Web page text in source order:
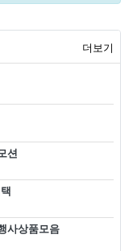
더보기
션
사상품모음